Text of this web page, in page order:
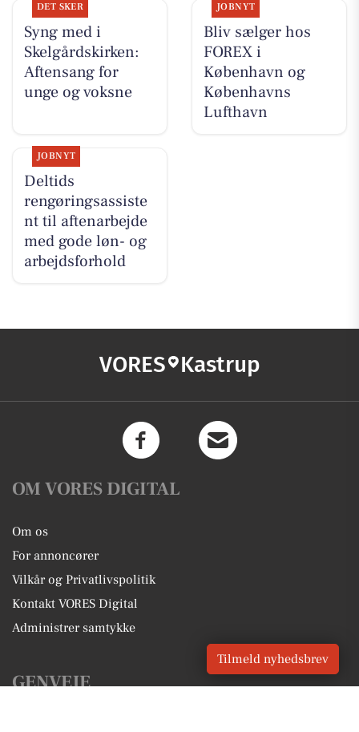
DET SKER
Syng med i
Skelgårdskirken:
Aftensang for
unge og voksne
JOBNYT
Bliv sælger hos
FOREX i
København og
Københavns
Lufthavn
JOBNYT
Deltids
rengøringsassiste
nt til aftenarbejde
med gode løn- og
arbejdsforhold
VORES Kastrup
OM VORES DIGITAL
Om os
For annoncører
Vilkår og Privatlivspolitik
Kontakt VORES Digital
Administrer samtykke
GENVEJE
Tilmeld nyhedsbrev